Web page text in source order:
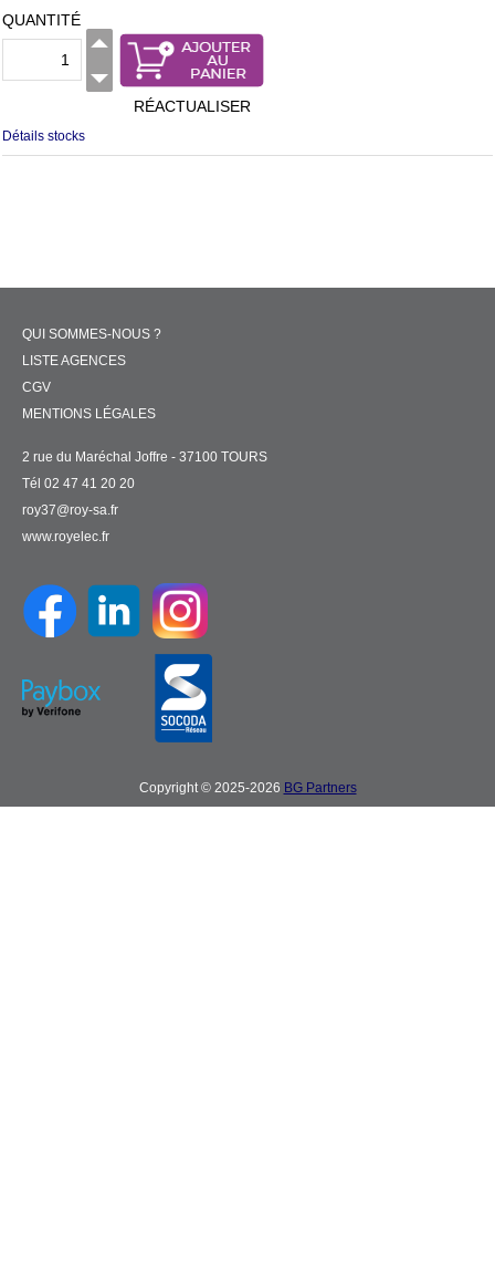
QUANTITÉ
RÉACTUALISER
Détails stocks
QUI SOMMES-NOUS ?
LISTE AGENCES
CGV
MENTIONS LÉGALES
2 rue du Maréchal Joffre - 37100 TOURS
Tél 02 47 41 20 20
roy37@roy-sa.fr
www.royelec.fr
Copyright © 2025-2026 BG Partners